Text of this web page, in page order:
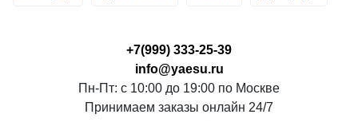
+7(999) 333-25-39
info@yaesu.ru
Пн-Пт: с 10:00 до 19:00 по Москве
Принимаем заказы онлайн 24/7